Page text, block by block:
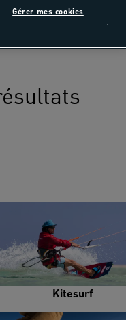
Kitesurf
Gérer mes cookies